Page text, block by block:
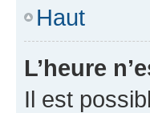
Haut
L’heure
Il est